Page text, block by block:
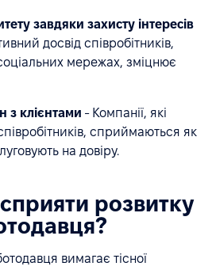
завдяки захисту інтересів
досвід співробітників,
мережах, зміцнює
з клієнтами - Компанії, які
сприймаються як
на довіру.
розвитку
вимагає тісної